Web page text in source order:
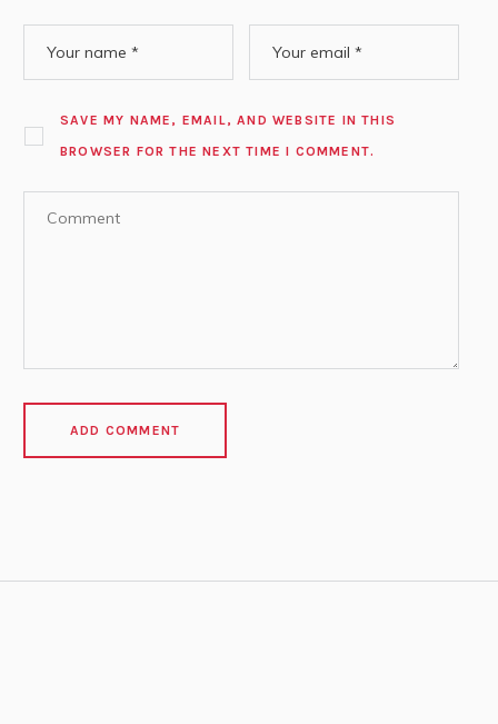
SAVE MY NAME, EMAIL, AND WEBSITE IN THIS
BROWSER FOR THE NEXT TIME I COMMENT.